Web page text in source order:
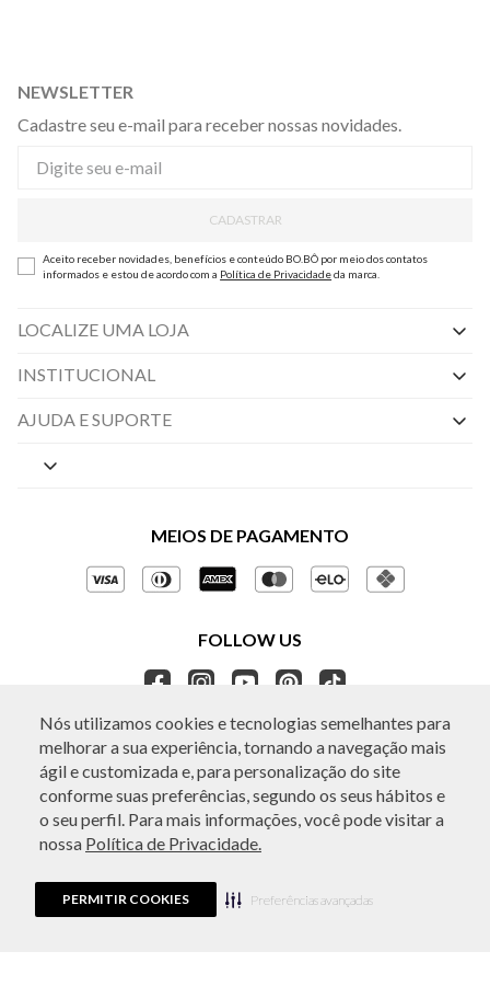
Nós utilizamos cookies e tecnologias semelhantes para
melhorar a sua experiência, tornando a navegação mais
ágil e customizada e, para personalização do site
conforme suas preferências, segundo os seus hábitos e
o seu perfil. Para mais informações, você pode visitar a
nossa Política de Privacidade.
PERMITIR COOKIES Preferências avançadas
NEWSLETTER
Cadastre seu e-mail para receber nossas novidades.
CADASTRAR
Aceito receber novidades, benefícios e conteúdo BO.BÔ por meio dos contatos
informados e estou de acordo com a Política de Privacidadeda marca.
LOCALIZE UMA LOJA
INSTITUCIONAL
Nossas Lojas
Políticas de Privacidade
Gestão de Privacidade
Ética e Sustentabilidade
Seja um Revendedor
APP BO.BÔ
AJUDA E SUPORTE
Central de Preferências
Perguntas frequentes
Regulamentos e Promoções
MEIOS DE PAGAMENTO
FOLLOW US
© Copyright 2026 - Todos os direitos reservados. A BO.BÔ reserva-se no
disponibilidade de estoque a qualquer momento.
Em caso de dúvidas:0800 440 2222.
Horário de Atendimento:das 8h às 20h de segunda a sábado, exceto